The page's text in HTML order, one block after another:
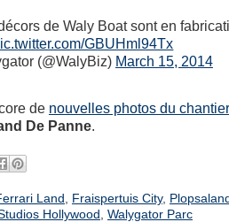
de Waly Boat sont en
GBUHml94Tx
(@WalyBiz) March 15, 2014
de nouvelles photos du chantier
De Panne.
Land Fraispertuis City,
Hollywood Walygator Parc